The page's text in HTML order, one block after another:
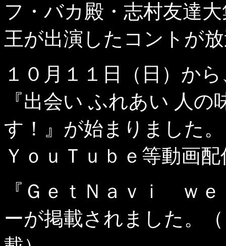
フ・バカ殿・志村友達
王が出演したコントが
１０月１１日（日）か
『出会い ふれあい 人
す！』が始まりました。
ＹｏｕＴｕｂｅ等動画
『ＧｅｔＮａｖｉ ｗ
ーが掲載されました。